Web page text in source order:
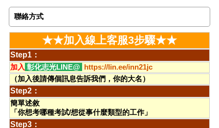
聯絡方式
★★加入線上客服3步驟★★
Step1：
加入 彰化志光LINE@ https://lin.ee/inn21jc
（加入後請傳個訊息告訴我們，你的大名）
Step2：
簡單述敘
「你想考哪種考試/想從事什麼類型的工作」
Step3：